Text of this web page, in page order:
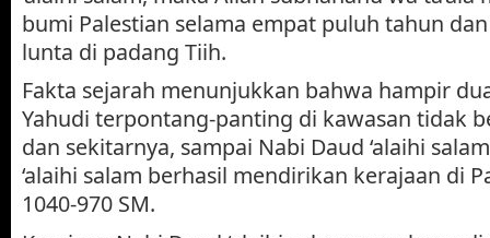
bumi Palestian selama empat puluh tahun
lunta di padang Tiih.
Fakta sejarah menunjukkan bahwa hampir
Yahudi terpontang-panting di kawasan tidak
dan sekitarnya, sampai Nabi Daud ‘alaihi
‘alaihi salam berhasil mendirikan kerajaan di
1040-970 SM.